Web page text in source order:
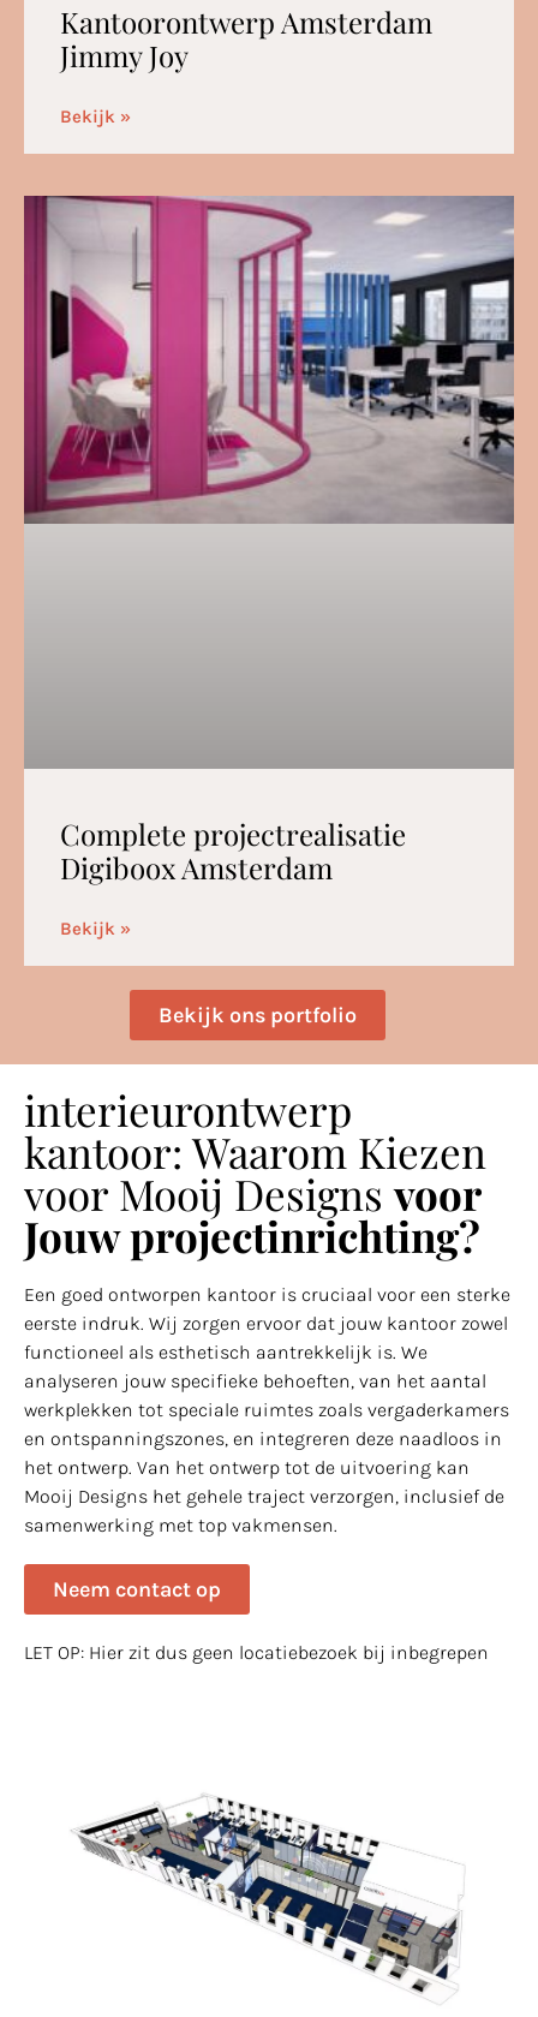
Kantoorontwerp Amsterdam
Jimmy Joy
Bekijk »
Complete projectrealisatie
Digiboox Amsterdam
Bekijk »
Bekijk ons portfolio
interieurontwerp
kantoor: Waarom Kiezen
voor Mooij Designsvoor
Jouw projectinrichting?
Een goed ontworpen kantoor is cruciaal voor een sterke
eerste indruk. Wij zorgen ervoor dat jouw kantoor zowel
functioneel als esthetisch aantrekkelijk is. We
analyseren jouw specifieke behoeften, van het aantal
werkplekken tot speciale ruimtes zoals vergaderkamers
en ontspanningszones, en integreren deze naadloos in
het ontwerp. Van het ontwerp tot de uitvoering kan
Mooij Designs het gehele traject verzorgen, inclusief de
samenwerking met top vakmensen.
Neem contact op
LET OP: Hier zit dus geen locatiebezoek bij inbegrepen